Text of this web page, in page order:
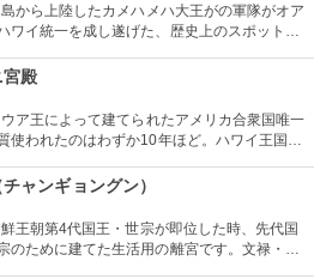
から上陸したカメハメハ大王がの軍隊がオア
ワイ統一を成し遂げた、歴史上のスポットで
感動モノ。海から吹く風は強烈です。
宮殿
ア王によって建てられたアメリカ合衆国唯一
使われたのはわずか10年ほど。ハワイ王国滅
れました。豪華絢爛な調度品は当時の4割程
ャンギョングン）
王朝第4代国王・世宗が即位した時、先代国
のために建てた生活用の離宮です。文禄・慶